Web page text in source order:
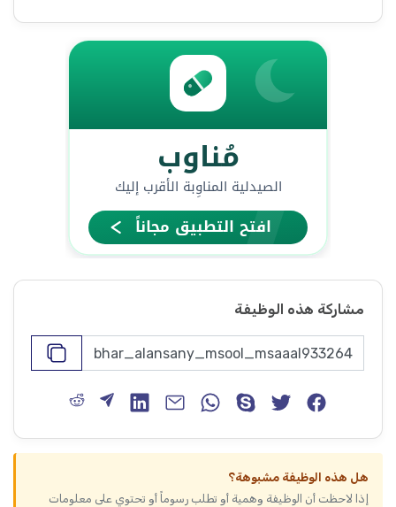
مشاركة هذه الوظيفة
هل هذه الوظيفة مشبوهة؟
إذا لاحظت أن الوظيفة وهمية أو تطلب رسوماً أو تحتوي على معلومات